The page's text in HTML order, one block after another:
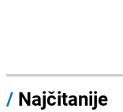
/ Najčitanije